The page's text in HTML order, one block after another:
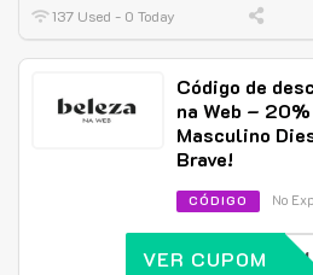
137 Used - 0 Today
Código de
na Web –
Masculino
Brave!
CÓDIGO No
VER CUPOM